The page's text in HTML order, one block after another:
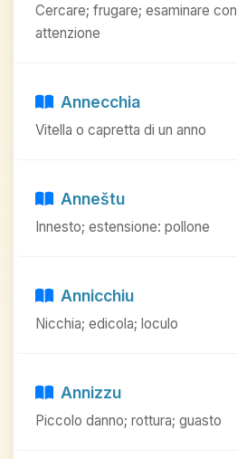
Cercare; frugare; esaminare con
attenzione
Annecchia
Vitella o capretta di un anno
Anneštu
Innesto; estensione: pollone
Annicchiu
Nicchia; edicola; loculo
Annizzu
Piccolo danno; rottura; guasto